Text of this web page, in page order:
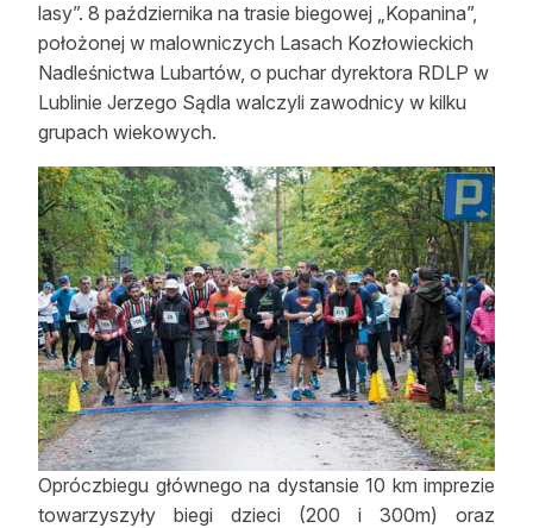
Lasy prywatne
O nas
Prenumerata
Reklama
Zostań autorem
Archiwum
Kontakt
lasy”. 8 października na trasie biegowej „Kopanina”,
położonej w malowniczych Lasach Kozłowieckich
Nadleśnictwa Lubartów, o puchar dyrektora RDLP w
Lublinie Jerzego Sądla walczyli zawodnicy w kilku
grupach wiekowych.
Opróczbiegu głównego na dystansie 10 km imprezie
towarzyszyły biegi dzieci (200 i 300m) oraz